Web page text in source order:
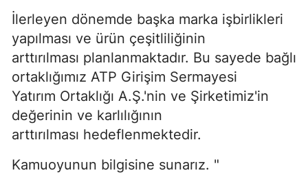
İlerleyen dönemde başka marka işbirlikleri
yapılması ve ürün çeşitliliğinin
arttırılması planlanmaktadır. Bu sayede bağlı
ortaklığımız ATP Girişim Sermayesi
Yatırım Ortaklığı A.Ş.'nin ve Şirketimiz'in
değerinin ve karlılığının
arttırılması hedeflenmektedir.
Kamuoyunun bilgisine sunarız. "